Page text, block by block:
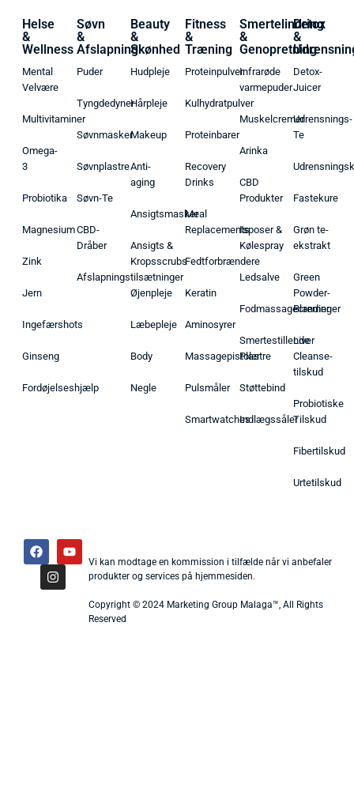
Helse
&
Wellness
Mental
Velvære
Multivitaminer
Omega-
3
Probiotika
Magnesium
Zink
Jern
Ingefærshots
Ginseng
Fordøjelseshjælp
Søvn
&
Afslapning
Puder
Tyngdedyner
Søvnmasker
Søvnplastre
Søvn-Te
CBD-
Dråber
Afslapningstilsætninger
Beauty
&
Skønhed
Hudpleje
Hårpleje
Makeup
Anti-
aging
Ansigtsmasker
Ansigts &
Kropsscrubs
Øjenpleje
Læbepleje
Body
Negle
Fitness
&
Træning
Proteinpulver
Kulhydratpulver
Proteinbarer
Recovery
Drinks
Meal
Replacements
Fedtforbrændere
Keratin
Aminosyrer
Massagepistoler
Pulsmåler
Smartwatches
Smertelindring
&
Genopretning
Infrarøde
varmepuder
Muskelcremer
Arinka
CBD
Produkter
Isposer &
Kølespray
Ledsalve
Fodmassagecremer
Smertestillende
Plastre
Støttebind
Indlægssåler
Detox
&
Detox-
Juicer
Udrensnings-
Te
Fastekure
Grøn te-
ekstrakt
Green
Powder-
Blandinger
Liver
Cleanse-
tilskud
Probiotiske
Tilskud
Fibertilskud
Urtetilskud
Vi kan modtage en kommission i tilfælde når vi anbefaler
produkter og services på hjemmesiden.
Copyright © 2024 Marketing Group Malaga™, All Rights
Reserved